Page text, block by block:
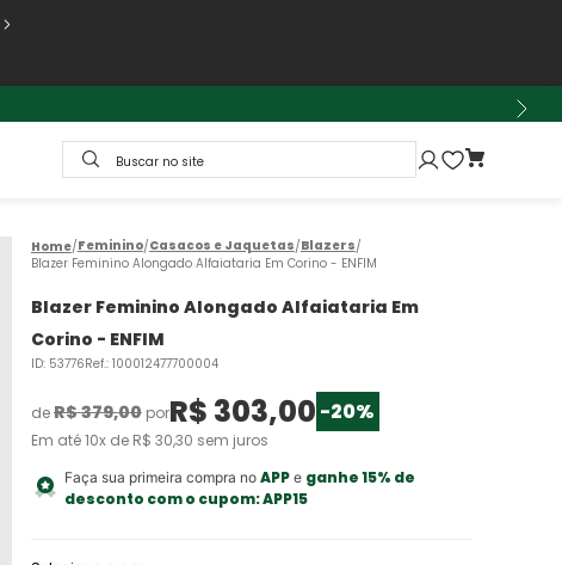
Buscar no site
Feminino Casacos e Jaquetas Blazers
Blazer Feminino Alongado Alfaiataria Em Corino - ENFIM
Blazer Feminino Alongado Alfaiataria Em
Corino - ENFIM
ID: 53776Ref.: 100012477700004
deR$379,00porR$ 303,00 -20%
Em até10x de R$ 30,30 sem juros
Faça sua primeira compra no APPe ganhe 15% de
desconto com o cupom:APP15